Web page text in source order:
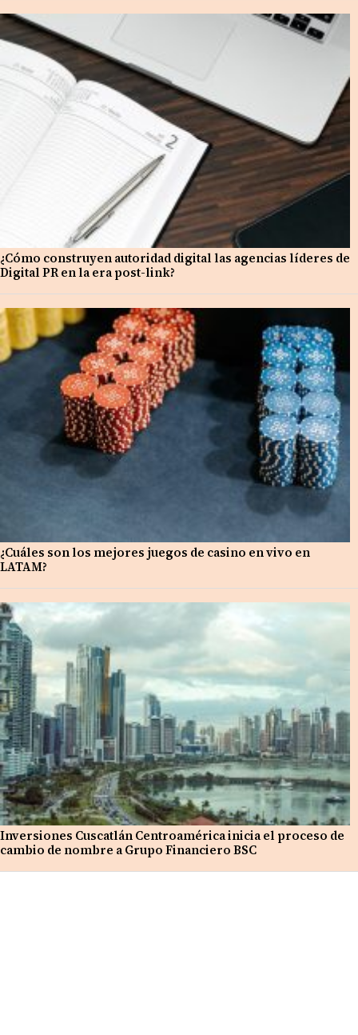
¿Cómo construyen autoridad digital las agencias líderes de
Digital PR en la era post-link?
¿Cuáles son los mejores juegos de casino en vivo en
LATAM?
Inversiones Cuscatlán Centroamérica inicia el proceso de
cambio de nombre a Grupo Financiero BSC